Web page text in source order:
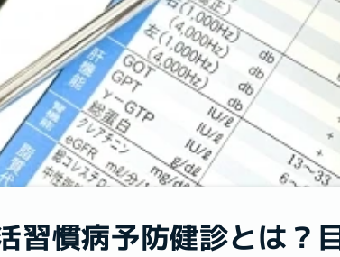
習慣病予防健診とは？